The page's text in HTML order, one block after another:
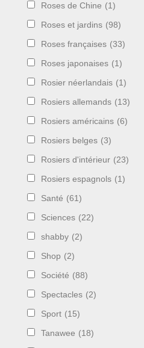
Roses de Chine (1)
Roses et jardins (98)
Roses françaises (33)
Roses japonaises (1)
Rosier néerlandais (1)
Rosiers allemands (13)
Rosiers américains (6)
Rosiers belges (3)
Rosiers d'intérieur (23)
Rosiers espagnols (1)
Santé (61)
Sciences (22)
shabby (2)
Shop (2)
Société (88)
Spectacles (2)
Sport (15)
Tanawee (18)